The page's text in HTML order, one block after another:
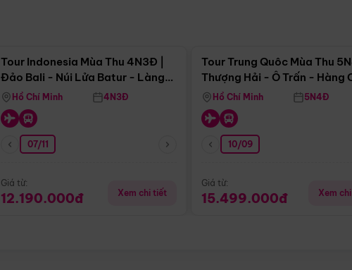
Tour Indonesia Mùa Thu 4N3Đ |
Đảo Bali - Núi Lửa Batur - Làng
Penglipuran
Hồ Chí Minh 4N3Đ
07/11
Giá từ:
12.190.000đ Xem chi tiết
Tour Trung Quôc Mùa Thu
Thượng Hải - Ô Trấn - Hàng
(Tour Không Shopping)
Hồ Chí Minh 5N4Đ
10/09
Giá từ:
15.499.000đ Xem